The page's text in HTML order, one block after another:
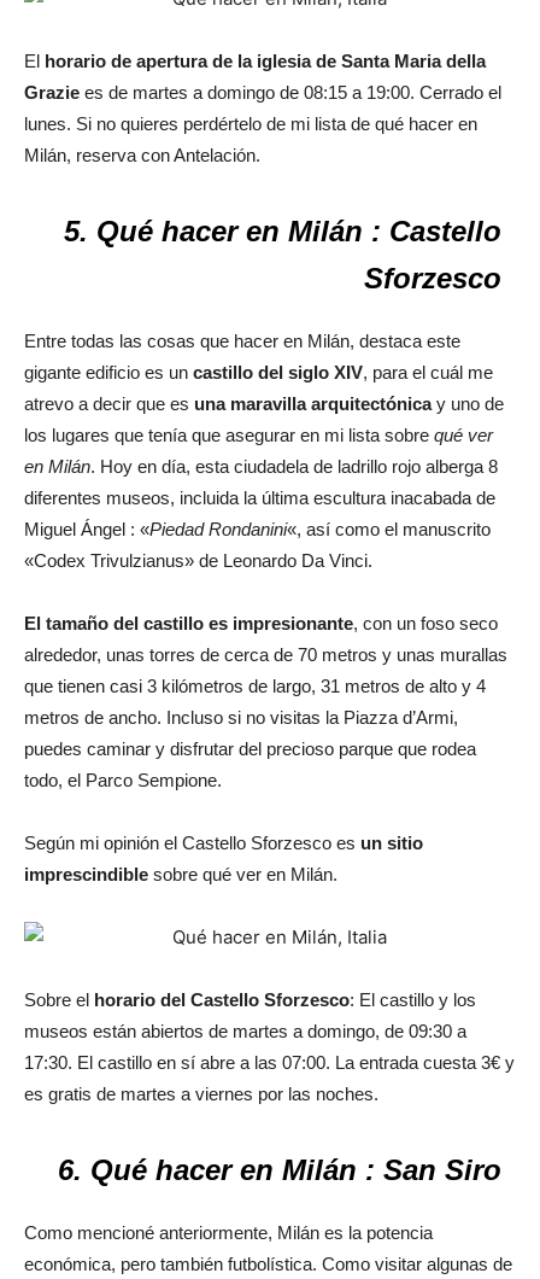
El horario de apertura de la iglesia de Santa Maria della
Grazie es de martes a domingo de 08:15 a 19:00. Cerrado el
lunes. Si no quieres perdértelo de mi lista de qué hacer en
Milán, reserva con Antelación.
5. Qué hacer en Milán : Castello
Sforzesco
Entre todas las cosas que hacer en Milán, destaca este
gigante edificio es un castillo del siglo XIV, para el cuál me
atrevo a decir que es una maravilla arquitectónicay uno de
los lugares que tenía que asegurar en mi lista sobre qué ver
en Milán. Hoy en día, esta ciudadela de ladrillo rojo alberga 8
diferentes museos, incluida la última escultura inacabada de
Miguel Ángel : «Piedad Rondanini«, así como el manuscrito
«Codex Trivulzianus» de Leonardo Da Vinci.
El tamaño del castillo es impresionante, con un foso seco
alrededor, unas torres de cerca de 70 metros y unas murallas
que tienen casi 3 kilómetros de largo, 31 metros de alto y 4
metros de ancho. Incluso si no visitas la Piazza d’Armi,
puedes caminar y disfrutar del precioso parque que rodea
todo, el Parco Sempione.
Según mi opinión el Castello Sforzesco es un sitio
imprescindible sobre qué ver en Milán.
Sobre el horario del Castello Sforzesco: El castillo y los
museos están abiertos de martes a domingo, de 09:30 a
17:30. El castillo en sí abre a las 07:00. La entrada cuesta 3€ y
es gratis de martes a viernes por las noches.
6. Qué hacer en Milán : San Siro
Como mencioné anteriormente, Milán es la potencia
económica, pero también futbolística. Como visitar algunas de